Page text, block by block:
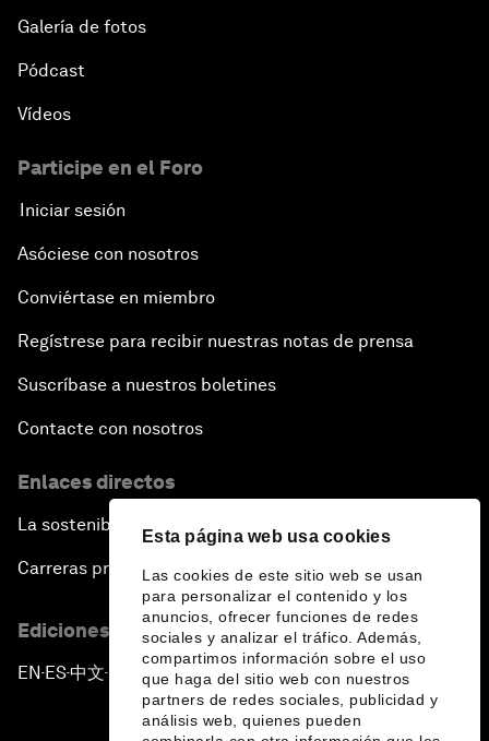
Esta página web usa cookies
Las cookies de este sitio web se usan
para personalizar el contenido y los
anuncios, ofrecer funciones de redes
sociales y analizar el tráfico. Además,
compartimos información sobre el uso
que haga del sitio web con nuestros
partners de redes sociales, publicidad y
análisis web, quienes pueden
Galería de fotos
Pódcast
Vídeos
Participe en el Foro
Iniciar sesión
Asóciese con nosotros
Conviértase en miembro
Regístrese para recibir nuestras notas de prensa
Suscríbase a nuestros boletines
Contacte con nosotros
Enlaces directos
La sostenibilidad en el Foro
Carreras profesionales
Ediciones en otros idiomas
EN ▪ES▪中文▪ 日本語